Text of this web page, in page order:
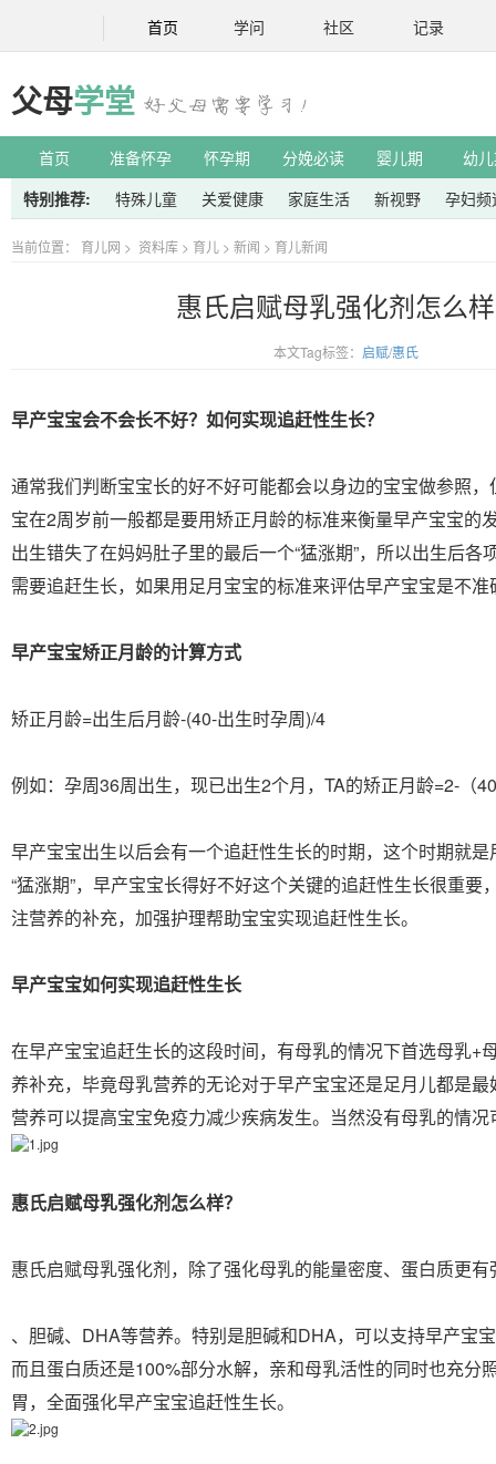
首页 学问 社区 记录
父母学堂
首页 准备怀孕 怀孕期 分娩必读 婴儿期
幼
特别推荐:
特殊儿童 关爱健康 家庭生活 新视野 孕妇频
当前位置： 育儿网 > 资料库 > 育儿 > 新闻 > 育儿新闻
惠氏启赋母乳强化剂怎么
本文Tag标签： 启赋/惠氏
早产宝宝会不会长不好？如何实现追赶性生长？
通常我们判断宝宝长的好不好可能都会以身边的宝宝做参照
宝在2周岁前一般都是要用矫正月龄的标准来衡量早产宝宝的
出生错失了在妈妈肚子里的最后一个“猛涨期”，所以出生后各
需要追赶生长，如果用足月宝宝的标准来评估早产宝宝是不准
早产宝宝矫正月龄的计算方式
矫正月龄=出生后月龄-(40-出生时孕周)/4
例如：孕周36周出生，现已出生2个月，TA的矫正月龄=2-（
早产宝宝出生以后会有一个追赶性生长的时期，这个时期就
“猛涨期”，早产宝宝长得好不好这个关键的追赶性生长很重要
注营养的补充，加强护理帮助宝宝实现追赶性生长。
早产宝宝如何实现追赶性生长
在早产宝宝追赶生长的这段时间，有母乳的情况下首选母乳+
养补充，毕竟母乳营养的无论对于早产宝宝还是足月儿都是
营养可以提高宝宝免疫力减少疾病发生。当然没有母乳的情
惠氏启赋母乳强化剂怎么样？
惠氏启赋母乳强化剂，除了强化母乳的能量密度、蛋白质更
、胆碱、DHA等营养。特别是胆碱和DHA，可以支持早产宝
而且蛋白质还是100%部分水解，亲和母乳活性的同时也充分
胃，全面强化早产宝宝追赶性生长。